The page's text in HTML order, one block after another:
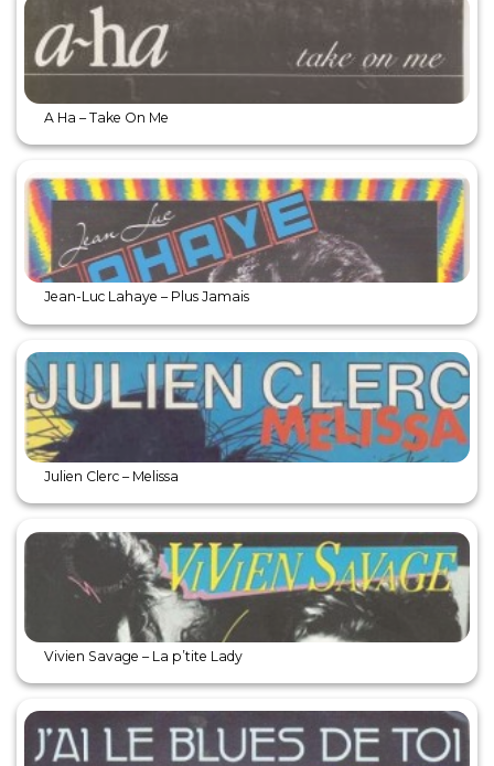
A Ha – Take On Me
Jean-Luc Lahaye – Plus Jamais
Julien Clerc – Melissa
Vivien Savage – La p’tite Lady